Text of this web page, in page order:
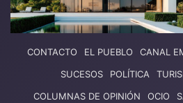
CONTACTO EL PUEBLO CANAL
SUCESOS
POLÍTICA
COLUMNAS DE OPINIÓN
OCIO